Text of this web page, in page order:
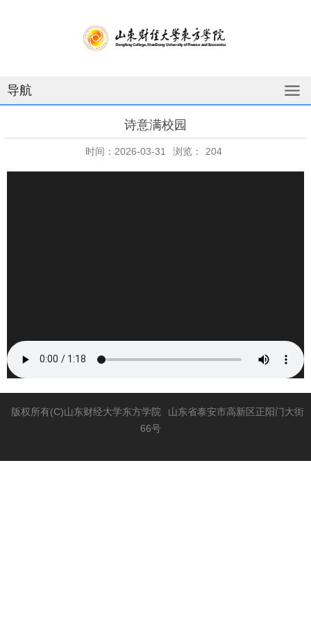
导航
诗意满校园
时间：2026-03-31 浏览： 204
版权所有(C)山东财经大学东方学院
山东省泰安市高新区正阳门大街
66号